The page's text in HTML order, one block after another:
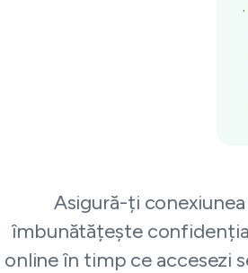
Asigură-ți conexiunea
îmbunătățește
online în timp ce accesezi